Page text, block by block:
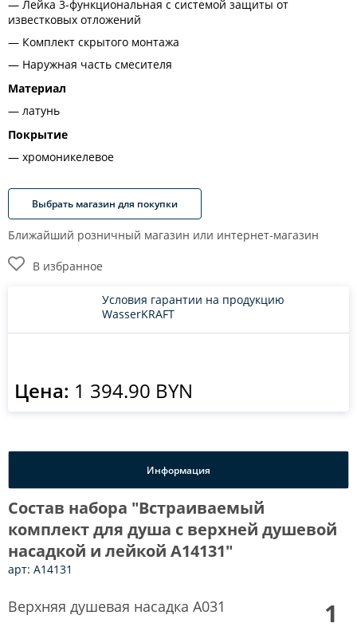
Лейка 3-функциональная с системой защиты от
известковых отложений
Комплект скрытого монтажа
Наружная часть смесителя
Материал
латунь
Покрытие
хромоникелевое
Выбрать магазин для покупки
Ближайший розничный магазин или интернет-магазин
В избранное
Условия гарантии на продукцию
WasserKRAFT
Цена: 1 394.90 BYN
Информация
Состав набора "Встраиваемый
комплект для душа с верхней душевой
насадкой и лейкой A14131"
арт: A14131
Верхняя душевая насадка A031 1